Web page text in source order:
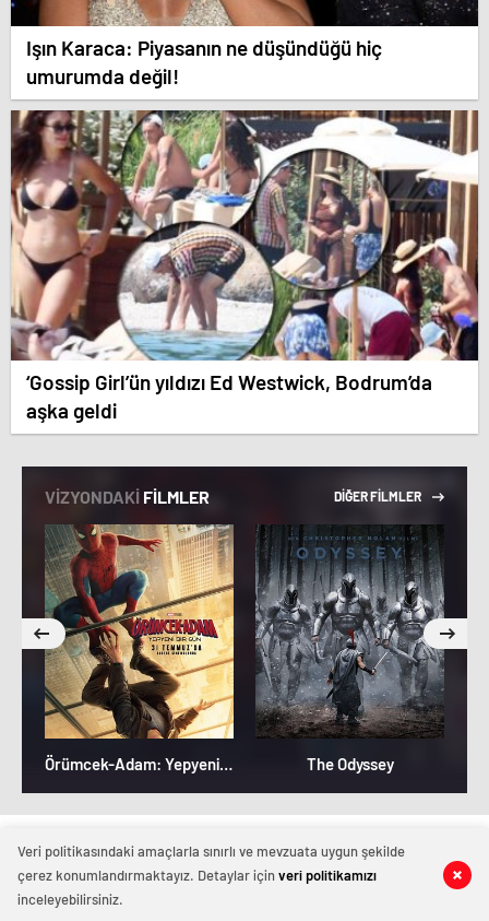
Işın Karaca: Piyasanın ne düşündüğü hiç
umurumda değil!
‘Gossip Girl’ün yıldızı Ed Westwick, Bodrum’da
aşka geldi
VİZYONDAKİ FİLMLER DİĞER FİLMLER
Örümcek-Adam: Yepyeni Bir Gün The Odyssey
Veri politikasındaki amaçlarla sınırlı ve mevzuata uygun şekilde
çerez konumlandırmaktayız. Detaylar içinveri politikamızı
inceleyebilirsiniz.